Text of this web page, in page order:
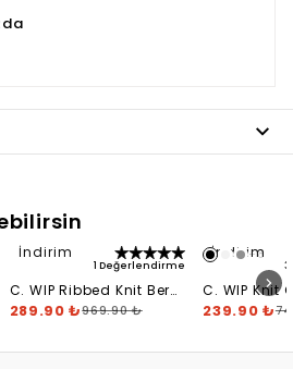
İndirim
1 Değerlendirme
C. WIP Ribbed Knit Bere
- Siyah
289.90 ₺969.90 ₺
İndirim
+8
C. WIP Knit
239.90 ₺